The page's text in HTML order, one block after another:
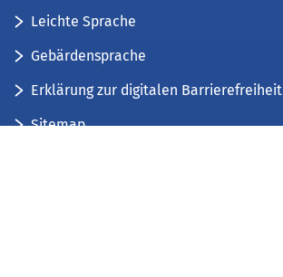
Leichte Sprache
Gebärdensprache
Erklärung zur digitalen Barrierefreiheit
Sitemap